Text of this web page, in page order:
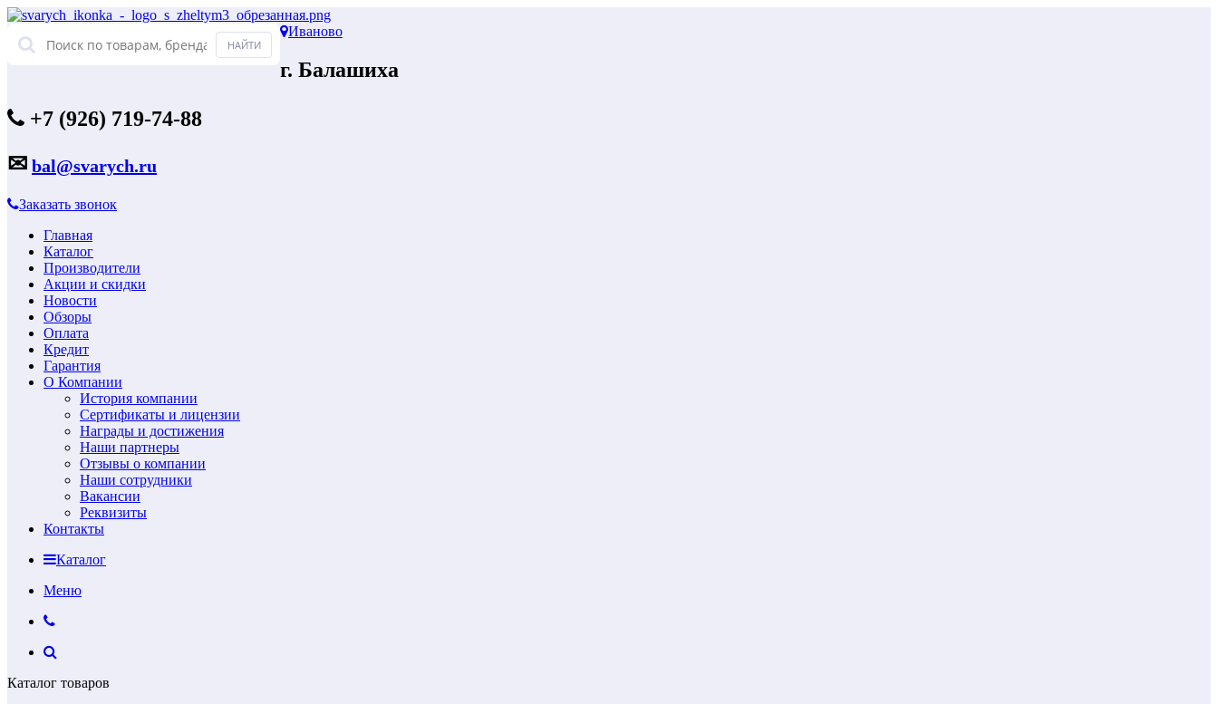
Иваново
г. Балашиха
+7 (926) 719-74-88
✉ bal@svarych.ru
Заказать звонок
Главная
Каталог
Производители
Акции и скидки
Новости
Обзоры
Оплата
Кредит
Гарантия
О Компании
История компании
Сертификаты и лицензии
Награды и достижения
Наши партнеры
Отзывы о компании
Наши сотрудники
Вакансии
Реквизиты
Контакты
Каталог
Меню
Каталог товаров